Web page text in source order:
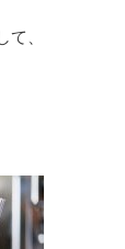
、